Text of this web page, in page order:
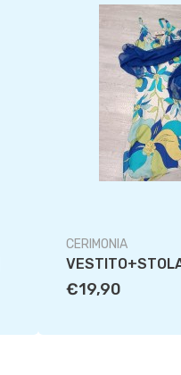
CERIMONIA
€19,90